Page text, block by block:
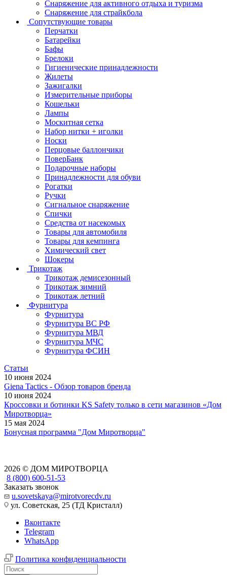
Снаряжение для активного отдыха и туризма
Снаряжение для страйкбола
Сопутствующие товары
Перчатки
Батарейки
Бафы
Брелоки
Гигиенические принадлежности
Жилеты
Зажигалки
Измерительные приборы
Кошельки
Лампы
Москитная сетка
Набор нитки + иголки
Носки
Перцовые баллончики
ПоверБанк
Подарочные наборы
Принадлежности для обуви
Рогатки
Ручки
Сигнальное снаряжение
Спички
Средства от насекомых
Товары для автомобиля
Товары для кемпинга
Химический свет
Шокеры
Трикотаж
Трикотаж демисезонный
Трикотаж зимний
Трикотаж летний
Фурнитура
Фурнитура
Фурнитура ВС РФ
Фурнитура МВД
Фурнитура МЧС
Фурнитура ФСИН
Статьи
10 июня 2024
Giena Tactics - Обзор товаров бренда
10 июня 2024
Кроссовки и ботинки KS Safety только в сети магазинов «Дом
Миротворца»
15 мая 2024
Бонусная программа "Дом Миротворца"
2026 © ДОМ МИРОТВОРЦА
8 (800) 600-51-53
Заказать звонок
u.sovetskaya@mirotvorecdv.ru
ул. Советская, 25 (ТД Кристалл)
Вконтакте
Telegram
WhatsApp
Политика конфиденциальности